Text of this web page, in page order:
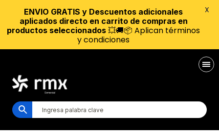
ENVIO GRATIS y Descuentos adicionales
aplicados directo en carrito de compras en
productos seleccionados 💥🚚📦 Aplican términos
y condiciones
X